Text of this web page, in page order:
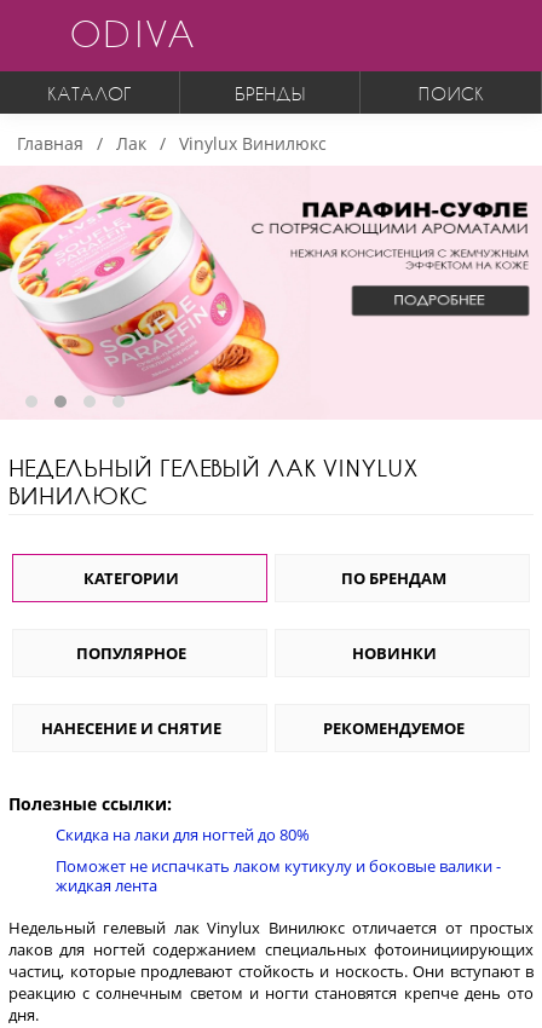
ODIVA
КАТАЛОГ БРЕНДЫ ПОИСК
Главная Лак Vinylux Винилюкс
НЕДЕЛЬНЫЙ ГЕЛЕВЫЙ ЛАК VINYLUX
ВИНИЛЮКС
КАТЕГОРИИ ПО БРЕНДАМ
ПОПУЛЯРНОЕ НОВИНКИ
НАНЕСЕНИЕ И СНЯТИЕ РЕКОМЕНДУЕМОЕ
Полезные ссылки:
Скидка на лаки для ногтей до 80%
Поможет не испачкать лаком кутикулу и боковые валики -
жидкая лента
Недельный гелевый лак Vinylux Винилюкс отличается от простых
лаков для ногтей содержанием специальных фотоинициирующих
частиц, которые продлевают стойкость и носкость. Они вступают в
реакцию с солнечным светом и ногти становятся крепче день ото
дня.